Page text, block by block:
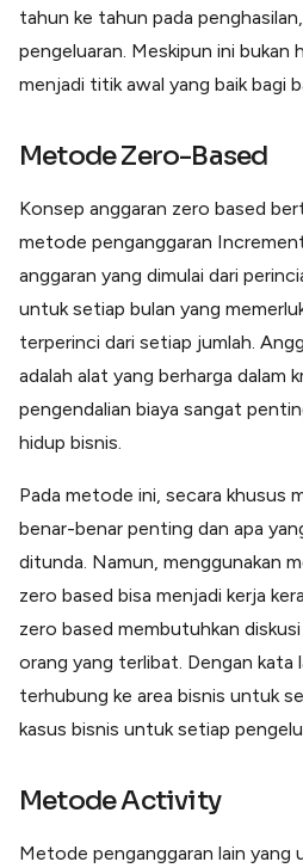
tahun ke tahun pada
pengeluaran. Meskipun ini bukan
menjadi titik awal yang baik bagi
Metode Zero-Based
Konsep anggaran zero based
metode penganggaran
anggaran yang dimulai dari
untuk setiap bulan yang
terperinci dari setiap jumlah.
adalah alat yang berharga dalam
pengendalian biaya sangat
hidup bisnis.
Pada metode ini, secara khusus
benar-benar penting dan apa
ditunda. Namun, menggunakan
zero based bisa menjadi kerja
zero based membutuhkan
orang yang terlibat. Dengan kata
terhubung ke area bisnis untuk
kasus bisnis untuk setiap
Metode Activity
Metode penganggaran lain yang